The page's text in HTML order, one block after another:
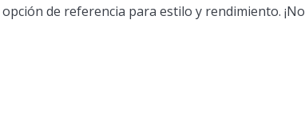
de referencia para estilo y rendimiento. ¡No